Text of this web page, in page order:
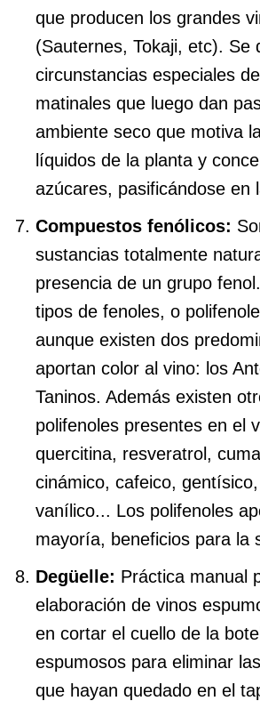
que producen los grandes
(Sauternes, Tokaji, etc). Se
circunstancias especiales
matinales que luego dan
ambiente seco que motiva
líquidos de la planta y
azúcares, pasificándose en
Compuestos fenólicos:
sustancias totalmente
presencia de un grupo
tipos de fenoles, o
aunque existen dos
aportan color al vino: los
Taninos. Además existen
polifenoles presentes en el
quercitina, resveratrol,
cinámico, cafeico,
vanílico... Los polifenoles
mayoría, beneficios para la
Degüelle: Práctica manual
elaboración de vinos
en cortar el cuello de la
espumosos para eliminar
que hayan quedado en el